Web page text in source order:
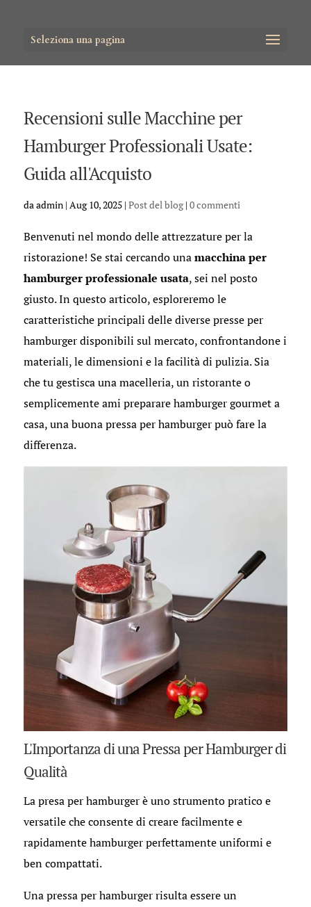
Seleziona una pagina
Recensioni sulle Macchine per
Hamburger Professionali Usate:
Guida all'Acquisto
daadmin| Aug 10, 2025| Post del blog| 0 commenti
Benvenuti nel mondo delle attrezzature per la
ristorazione! Se stai cercando unamacchina per
hamburger professionale usata, sei nel posto
giusto. In questo articolo, esploreremo le
caratteristiche principali delle diverse presse per
hamburger disponibili sul mercato, confrontandone i
materiali, le dimensioni e la facilità di pulizia. Sia
che tu gestisca una macelleria, un ristorante o
semplicemente ami preparare hamburger gourmet a
casa, una buona pressa per hamburger può fare la
differenza.
L'Importanza di una Pressa per Hamburger di
Qualità
La presa per hamburger è uno strumento pratico e
versatile che consente di creare facilmente e
rapidamente hamburger perfettamente uniformi e
ben compattati.
Una pressa per hamburger risulta essere un